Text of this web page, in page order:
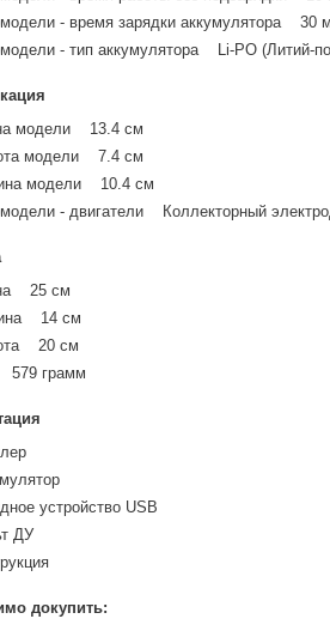
- время зарядки аккумулятора 30
- тип аккумулятора Li-PO (Литий-
модели 13.4 см
модели 7.4 см
модели 10.4 см
- двигатели Коллекторный
25 см
14 см
20 см
грамм
устройство USB
ДУ
докупить: